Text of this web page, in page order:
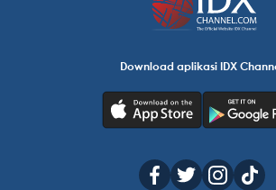
Download aplikasi IDX